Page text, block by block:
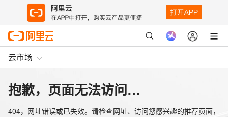
云市场
抱歉，页面无法访问…
404，网址错误或已失效。请检查网址、访问您感兴趣的推荐页面，